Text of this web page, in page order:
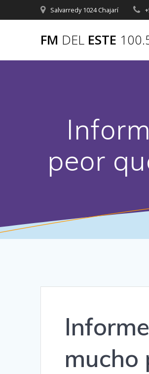
al
Salvarredy 1024 Chajarí
FM DEL ESTE
peor
mucho